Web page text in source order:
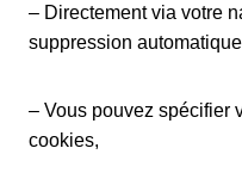
– Directement via votre
suppression
– Vous pouvez spécifier
cookies,